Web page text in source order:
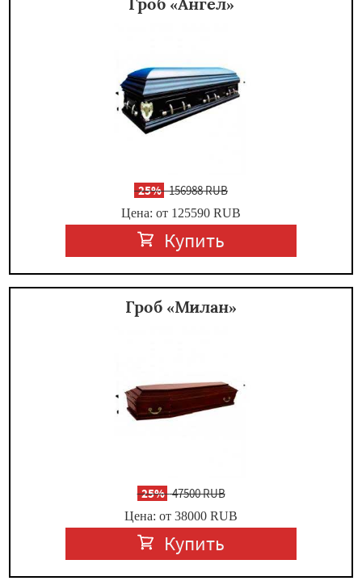
-25%156988 RUB
Цена: от 125590 RUB
Купить
Гроб «Милан»
-25%47500 RUB
Цена: от 38000 RUB
Купить